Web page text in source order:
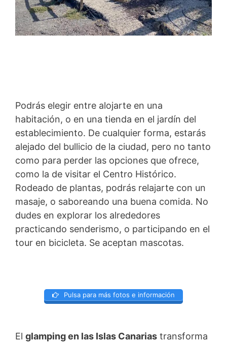
Podrás elegir entre alojarte en una
habitación, o en una tienda en el jardín del
establecimiento. De cualquier forma, estarás
alejado del bullicio de la ciudad, pero no tanto
como para perder las opciones que ofrece,
como la de visitar el Centro Histórico.
Rodeado de plantas, podrás relajarte con un
masaje, o saboreando una buena comida. No
dudes en explorar los alrededores
practicando senderismo, o participando en el
tour en bicicleta. Se aceptan mascotas.
Pulsa para más fotos e información
El glamping en las Islas Canarias transforma